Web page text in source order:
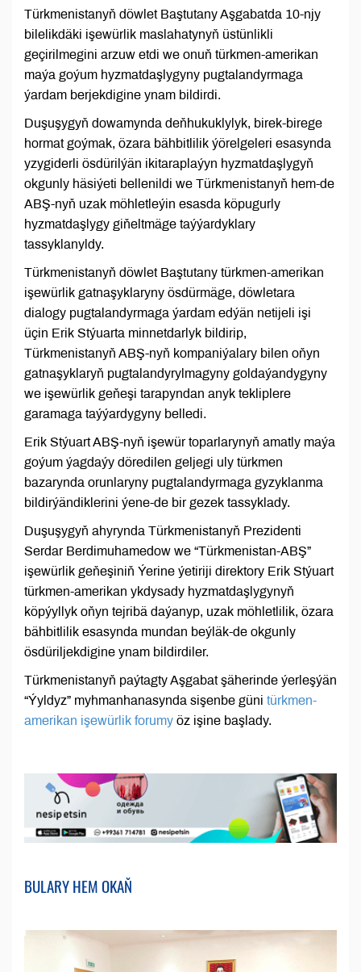
Türkmenistanyň döwlet Baştutany Aşgabatda 10-njy
bilelikdäki işewürlik maslahatynyň üstünlikli
geçirilmegini arzuw etdi we onuň türkmen-amerikan
maýa goýum hyzmatdaşlygyny pugtalandyrmaga
ýardam berjekdigine ynam bildirdi.
Duşuşygyň dowamynda deňhukuklylyk, birek-birege
hormat goýmak, özara bähbitlilik ýörelgeleri esasynda
yzygiderli ösdürilýän ikitaraplaýyn hyzmatdaşlygyň
okgunly häsiýeti bellenildi we Türkmenistanyň hem-de
ABŞ-nyň uzak möhletleýin esasda köpugurly
hyzmatdaşlygy giňeltmäge taýýardyklary
tassyklanyldy.
Türkmenistanyň döwlet Baştutany türkmen-amerikan
işewürlik gatnaşyklaryny ösdürmäge, döwletara
dialogy pugtalandyrmaga ýardam edýän netijeli işi
üçin Erik Stýuarta minnetdarlyk bildirip,
Türkmenistanyň ABŞ-nyň kompaniýalary bilen oňyn
gatnaşyklaryň pugtalandyrylmagyny goldaýandygyny
we işewürlik geňeşi tarapyndan anyk tekliplere
garamaga taýýardygyny belledi.
Erik Stýuart ABŞ-nyň işewür toparlarynyň amatly maýa
goýum ýagdaýy döredilen geljegi uly türkmen
bazarynda orunlaryny pugtalandyrmaga gyzyklanma
bildirýändiklerini ýene-de bir gezek tassyklady.
Duşuşygyň ahyrynda Türkmenistanyň Prezidenti
Serdar Berdimuhamedow we “Türkmenistan-ABŞ”
işewürlik geňeşiniň Ýerine ýetiriji direktory Erik Stýuart
türkmen-amerikan ykdysady hyzmatdaşlygynyň
köpýyllyk oňyn tejribä daýanyp, uzak möhletlilik, özara
bähbitlilik esasynda mundan beýläk-de okgunly
ösdüriljekdigine ynam bildirdiler.
Türkmenistanyň paýtagty Aşgabat şäherinde ýerleşýän
“Ýyldyz” myhmanhanasynda sişenbe güni türkmen-
amerikan işewürlik forumy öz işine başlady.
BULARY HEM OKAŇ